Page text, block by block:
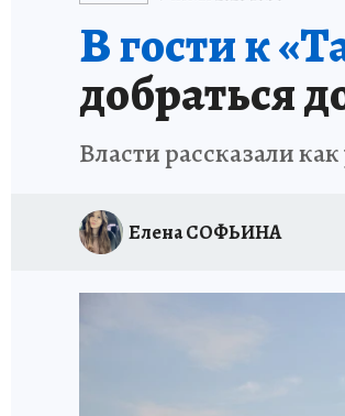
СНЕГОПАД ВЕКА
КЛИНИКА ГОДА 2025
ИСПЫТАНО НА СЕБЕ
В гости к
добраться
Власти рассказали
Елена СОФЬИНА